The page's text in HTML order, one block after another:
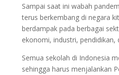
Sampai saat ini wabah
terus berkembang di negara
berdampak pada berbagai
ekonomi, industri, pendidikan,
Semua sekolah di Indonesia
sehingga harus menjalankan